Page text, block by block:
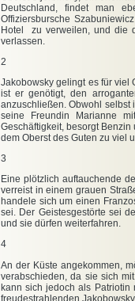
Deutschland, findet man
Offiziersbursche
Hotel zu verweilen, und die
verlassen.
2
Jakobowsky gelingt es für viel
ist er genötigt, den
anzuschließen. Obwohl selbst
seine Freundin Marianne
Geschäftigkeit, besorgt
dem Oberst des Guten zu viel
3
Eine plötzlich auftauchende
verreist in einem grauen
handele sich um einen
sei. Der Geistesgestörte sei
und sie dürfen weiterfahren.
4
An der Küste angekommen,
verabschieden, da sie sich
kann sich jedoch als